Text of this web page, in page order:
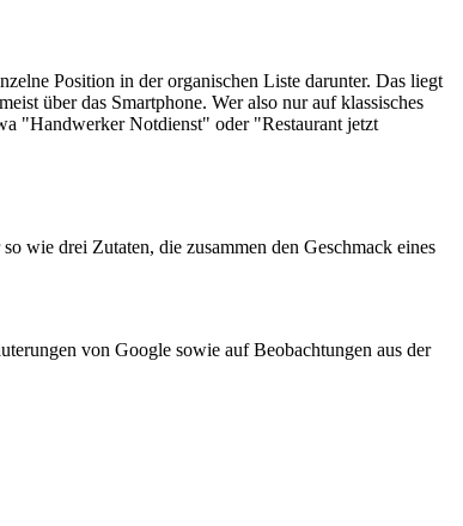
Position in der organischen Liste darunter. Das liegt
über das Smartphone. Wer also nur auf klassisches
"Handwerker Notdienst" oder "Restaurant jetzt
wie drei Zutaten, die zusammen den Geschmack eines
von Google sowie auf Beobachtungen aus der